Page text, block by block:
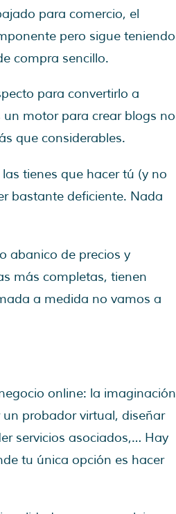
para comercio, el
pero sigue teniendo
compra sencillo.
para convertirlo a
motor para crear blogs no
que considerables.
tienes que hacer tú (y no
bastante deficiente. Nada
abanico de precios y
más completas, tienen
a medida no vamos a
online: la imaginación
probador virtual, diseñar
servicios asociados,… Hay
tu única opción es hacer